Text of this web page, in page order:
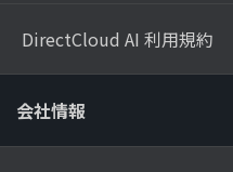
DirectCloud AI 利用規約
会社情報